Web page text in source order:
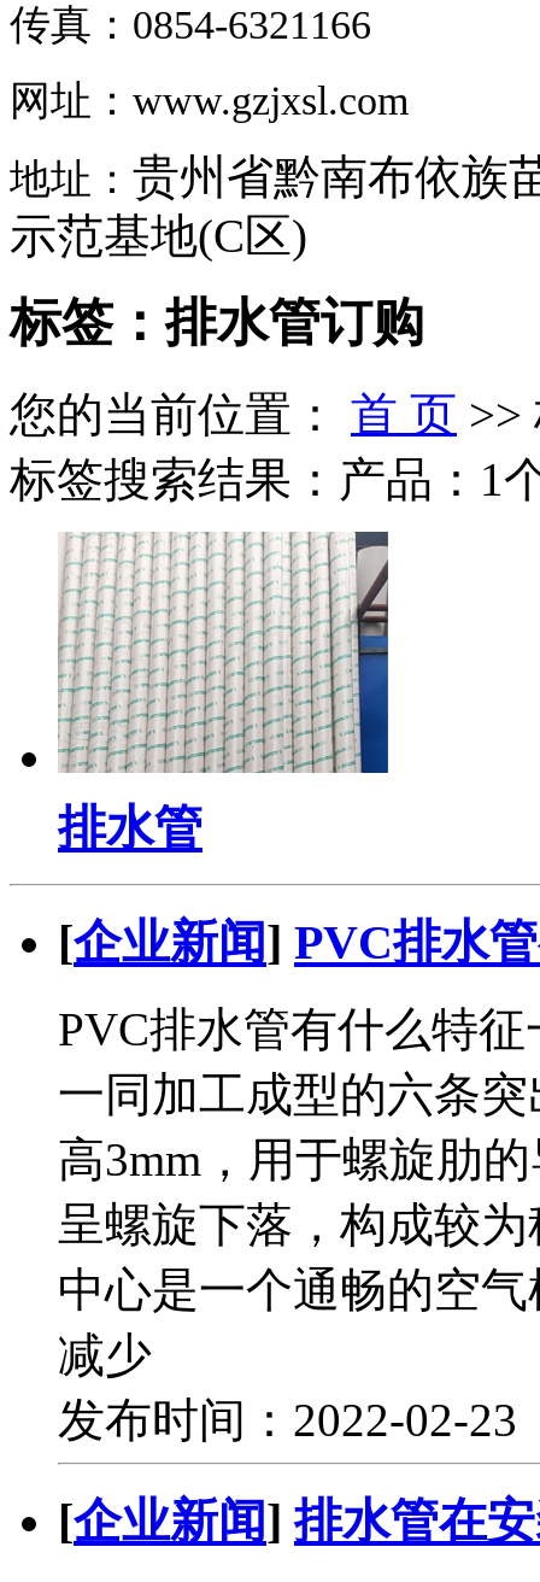
传真：0854-6321166
网址：www.gzjxsl.com
地址： 贵州省黔南布依族
示范基地(C区)
标签：排水管订购
您的当前位置： 首 页 >>
标签搜索结果：产品：1
排水管
[企业新闻] PVC排水
PVC排水管有什么特
一同加工成型的六条
高3mm，用于螺旋肋
呈螺旋下落，构成较
中心是一个通畅的空
减少
发布时间：2022-02-
[企业新闻]排水管在